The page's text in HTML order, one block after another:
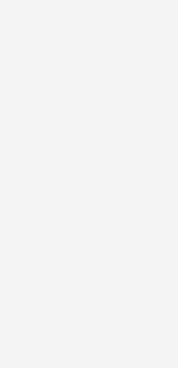
für Hybridsysteme
der
Heizungslabeling geht es
an den Kragen. Bei
vorhanden.
verzeichnet seit gut 20
sind 41 % der
stammen also aus einer
war.
um zu erkennen, wohin die
sind sowohl
weitgehend